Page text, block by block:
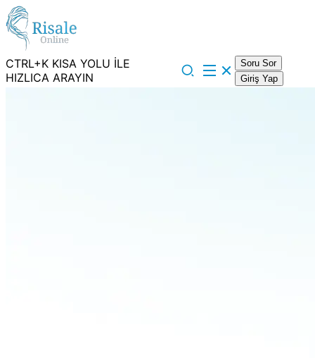
CTRL+K KISA YOLU İLE
HIZLICA ARAYIN
Soru Sor
Giriş Yap